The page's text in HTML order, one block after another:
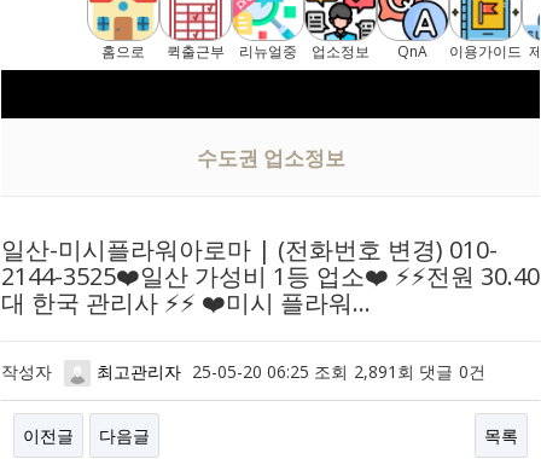
홈으로 퀵출근부 리뉴얼중 업소정보 QnA 이용가이드
수도권 업소정보
일산-미시플라워아로마 | (전화번호 변경) 010-
2144-3525❤️일산 가성비 1등 업소❤️ ⚡⚡전원 30.40
대 한국 관리사 ⚡⚡ ❤️미시 플라워…
작성자 최고관리자 25-05-20 06:25 조회 2,891회 댓글 0건
이전글 다음글 목록